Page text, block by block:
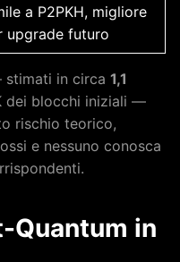
a P2PKH, migliore
upgrade futuro
in circa 1,1
dei blocchi iniziali —
rischio teorico,
e nessuno conosca
Quantum in